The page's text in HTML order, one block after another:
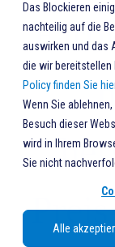
Das Blockieren
nachteilig auf die
auswirken und das
die wir bereitstellen
Policy finden Sie
Wenn Sie
Besuch dieser
wird in Ihrem
Sie nicht
Alle